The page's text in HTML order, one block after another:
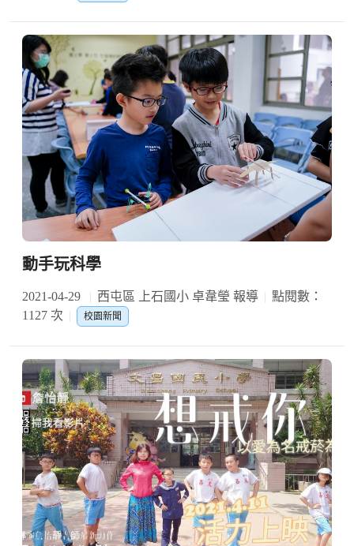
動手玩科學
2021-04-29 西屯區 上石國小 卓韋瑩 報導
點閱數：
1127 次
校園新聞